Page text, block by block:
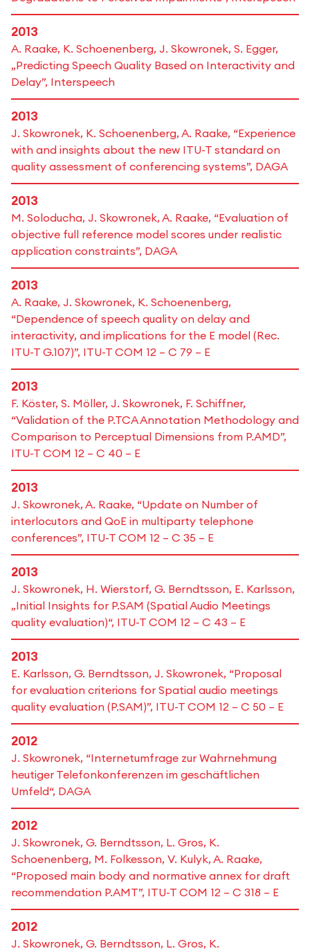
2013
A. Raake, K. Schoenenberg, J. Skowronek, S. Egger,
„Predicting Speech Quality Based on Interactivity and
Delay”, Interspeech
2013
J. Skowronek, K. Schoenenberg, A. Raake, “Experience
with and insights about the new ITU-T standard on
quality assessment of conferencing systems”, DAGA
2013
M. Soloducha, J. Skowronek, A. Raake, “Evaluation of
objective full reference model scores under realistic
application constraints”, DAGA
2013
A. Raake, J. Skowronek, K. Schoenenberg,
“Dependence of speech quality on delay and
interactivity, and implications for the E model (Rec.
ITU-T G.107)”, ITU-T COM 12 – C 79 – E
2013
F. Köster, S. Möller, J. Skowronek, F. Schiffner,
“Validation of the P.TCA Annotation Methodology and
Comparison to Perceptual Dimensions from P.AMD”,
ITU-T COM 12 – C 40 – E
2013
J. Skowronek, A. Raake, “Update on Number of
interlocutors and QoE in multiparty telephone
conferences”, ITU-T COM 12 – C 35 – E
2013
J. Skowronek, H. Wierstorf, G. Berndtsson, E. Karlsson,
„Initial Insights for P.SAM (Spatial Audio Meetings
quality evaluation)“, ITU-T COM 12 – C 43 – E
2013
E. Karlsson, G. Berndtsson, J. Skowronek, “Proposal
for evaluation criterions for Spatial audio meetings
quality evaluation (P.SAM)”, ITU-T COM 12 – C 50 – E
2012
J. Skowronek, “Internetumfrage zur Wahrnehmung
heutiger Telefonkonferenzen im geschäftlichen
Umfeld“, DAGA
2012
J. Skowronek, G. Berndtsson, L. Gros, K.
Schoenenberg, M. Folkesson, V. Kulyk, A. Raake,
“Proposed main body and normative annex for draft
recommendation P.AMT”, ITU-T COM 12 – C 318 – E
2012
J. Skowronek, G. Berndtsson, L. Gros, K.